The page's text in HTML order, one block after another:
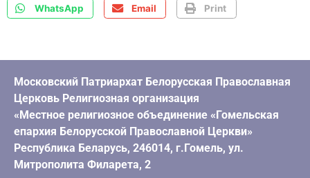
WhatsApp Email Print
Московский Патриархат Белорусская Православная
Церковь Религиозная организация
«Местное религиозное объединение «Гомельская
епархия Белорусской Православной Церкви»
Республика Беларусь, 246014, г.Гомель, ул.
Митрополита Филарета, 2